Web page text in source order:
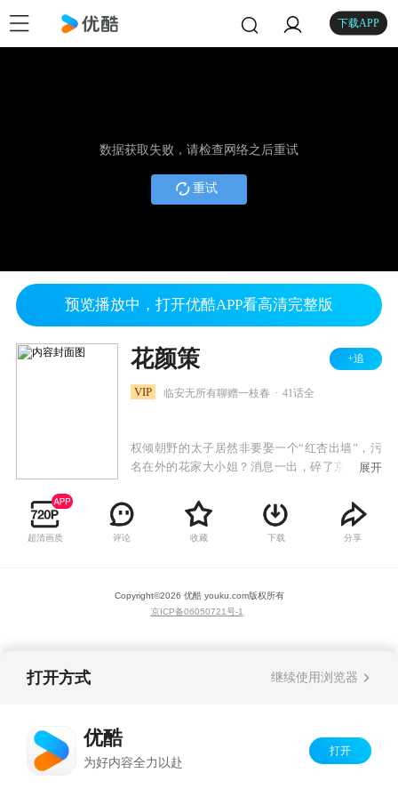
下载APP
数据获取失败，请检查网络之后重试
重试
预览播放中，打开优酷APP看高清完整版
花颜策 +追
VIP 临安无所有聊赠一枝春 41话全
权倾朝野的太子居然非要娶一个“红杏出墙”，污
名在外的花家大小姐？消息一出，碎了京城多少
子妃，为了一坛美酒和别的男人私奔？花大小
姐：我是一个粗俗的市井女子，可配不上您！太
子爷：那我就让你，全天下只有我可选。
展开
超清画质 评论 收藏 下载 分享
Copyright©2026 优酷 youku.com版权所有
京ICP备06050721号-1
打开方式 继续使用浏览器
优酷
为好内容全力以赴
打开